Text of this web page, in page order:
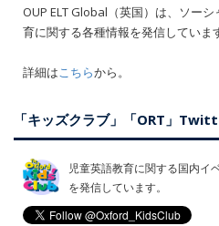
OUP ELT Global（英国）は、ソー
育に関する各種情報を発信していま
詳細はこちらから。
「キッズクラブ」「ORT」
児童英語教育に関する国内イ
を発信しています。